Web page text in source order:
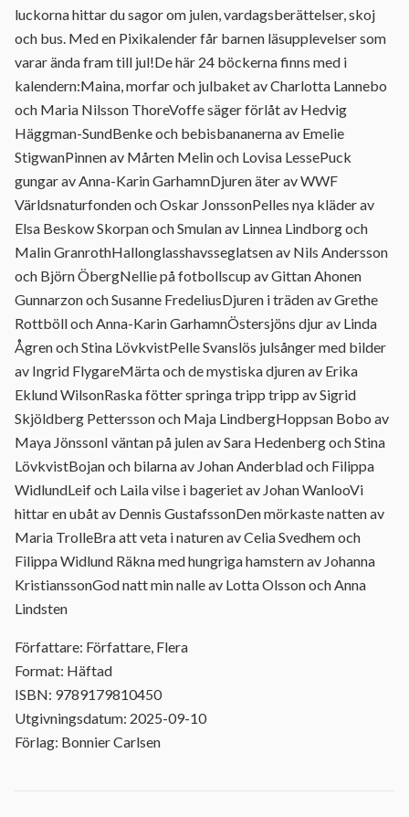
luckorna hittar du sagor om julen, vardagsberättelser, skoj
och bus. Med en Pixikalender får barnen läsupplevelser som
varar ända fram till jul!De här 24 böckerna finns med i
kalendern:Maina, morfar och julbaket av Charlotta Lannebo
och Maria Nilsson ThoreVoffe säger förlåt av Hedvig
Häggman-SundBenke och bebisbananerna av Emelie
StigwanPinnen av Mårten Melin och Lovisa LessePuck
gungar av Anna-Karin GarhamnDjuren äter av WWF
Världsnaturfonden och Oskar JonssonPelles nya kläder av
Elsa Beskow Skorpan och Smulan av Linnea Lindborg och
Malin GranrothHallonglasshavsseglatsen av Nils Andersson
och Björn ÖbergNellie på fotbollscup av Gittan Ahonen
Gunnarzon och Susanne FredeliusDjuren i träden av Grethe
Rottböll och Anna-Karin GarhamnÖstersjöns djur av Linda
Ågren och Stina LövkvistPelle Svanslös julsånger med bilder
av Ingrid FlygareMärta och de mystiska djuren av Erika
Eklund WilsonRaska fötter springa tripp tripp av Sigrid
Skjöldberg Pettersson och Maja LindbergHoppsan Bobo av
Maya JönssonI väntan på julen av Sara Hedenberg och Stina
LövkvistBojan och bilarna av Johan Anderblad och Filippa
WidlundLeif och Laila vilse i bageriet av Johan WanlooVi
hittar en ubåt av Dennis GustafssonDen mörkaste natten av
Maria TrolleBra att veta i naturen av Celia Svedhem och
Filippa Widlund Räkna med hungriga hamstern av Johanna
KristianssonGod natt min nalle av Lotta Olsson och Anna
Lindsten
Författare: Författare, Flera
Format: Häftad
ISBN: 9789179810450
Utgivningsdatum: 2025-09-10
Förlag: Bonnier Carlsen